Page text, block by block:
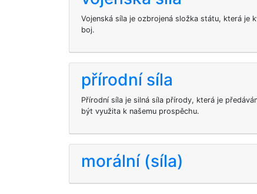
Vojenská síla je ozbrojená složka státu, která je
boj.
přírodní síla
Přírodní síla je silná síla přírody, která je
být využita k našemu prospěchu.
morální (síla)